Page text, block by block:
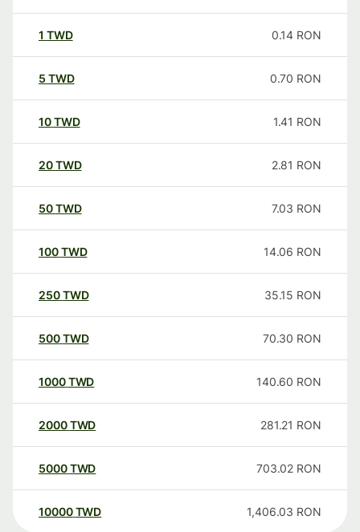
1 TWD 0.14 RON
5 TWD 0.70 RON
10TWD 1.41 RON
20TWD 2.81 RON
50TWD 7.03 RON
100TWD 14.06 RON
250TWD 35.15 RON
500TWD 70.30 RON
1000TWD 140.60 RON
2000TWD 281.21 RON
5000TWD 703.02 RON
10000 TWD 1,406.03 RON